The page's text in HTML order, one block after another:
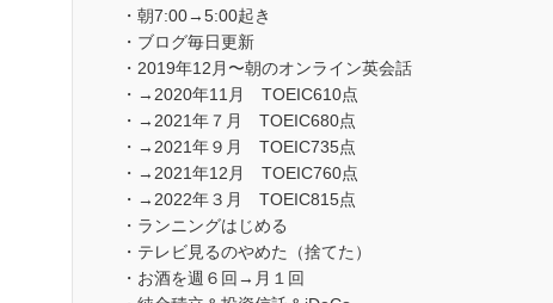
・朝7:00→5:00起き
・ブログ毎日更新
・2019年12月〜朝のオンライン英会話
・→2020年11月 TOEIC610点
・→2021年７月 TOEIC680点
・→2021年９月 TOEIC735点
・→2021年12月 TOEIC760点
・→2022年３月 TOEIC815点
・ランニングはじめる
・テレビ見るのやめた（捨てた）
・お酒を週６回→月１回